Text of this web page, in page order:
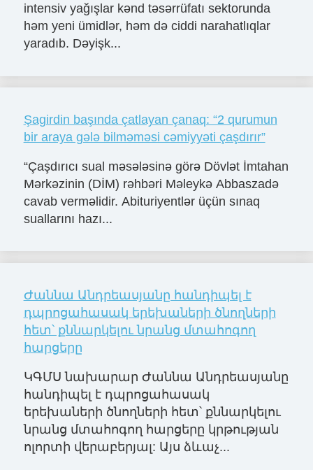
intensiv yağışlar kənd təsərrüfatı sektorunda
həm yeni ümidlər, həm də ciddi narahatlıqlar
yaradıb. Dəyişk...
Şagirdin başında çatlayan çanaq: “2 qurumun
bir araya gələ bilməməsi cəmiyyəti çaşdırır”
“Çaşdırıcı sual məsələsinə görə Dövlət İmtahan
Mərkəzinin (DİM) rəhbəri Məleykə Abbaszadə
cavab verməlidir. Abituriyentlər üçün sınaq
suallarını hazı...
Ժաննա Անդրեասյանը հանդիպել է
դպրոցահասակ երեխաների ծնողների
հետ՝ քննարկելու նրանց մտահոգող
հարցերը
ԿԳՄՍ նախարար Ժաննա Անդրեասյանը
հանդիպել է դպրոցահասակ
երեխաների ծնողների հետ՝ քննարկելու
նրանց մտահոգող հարցերը կրթության
ոլորտի վերաբերյալ: Այս ձևաչ...